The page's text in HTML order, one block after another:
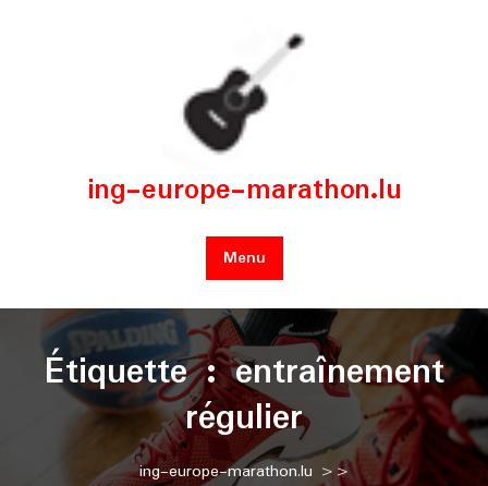
ing-europe-marathon.lu
Menu
Étiquette :entraînement
régulier
ing-europe-marathon.lu >>